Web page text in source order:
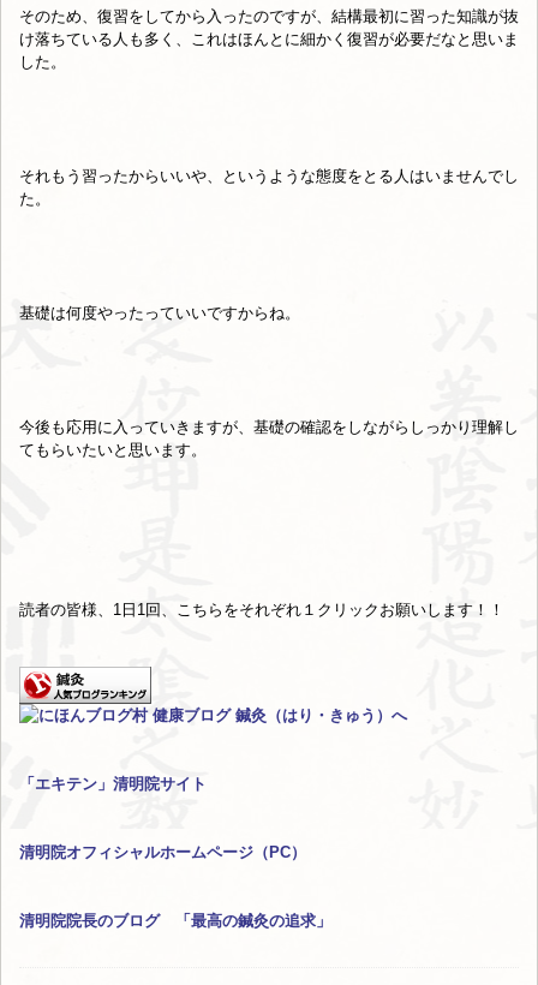
そのため、復習をしてから入ったのですが、結構最初に習った知識が抜
け落ちている人も多く、これはほんとに細かく復習が必要だなと思いま
した。
それもう習ったからいいや、というような態度をとる人はいませんでし
た。
基礎は何度やったっていいですからね。
今後も応用に入っていきますが、基礎の確認をしながらしっかり理解し
てもらいたいと思います。
読者の皆様、1日1回、こちらをそれぞれ１クリックお願いします！！
「エキテン」清明院サイト
清明院オフィシャルホームページ（PC）
清明院院長のブログ 「最高の鍼灸の追求」